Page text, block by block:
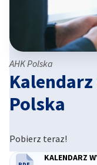
Polska
Pobierz teraz!
AHK Polska
KALENDARZ